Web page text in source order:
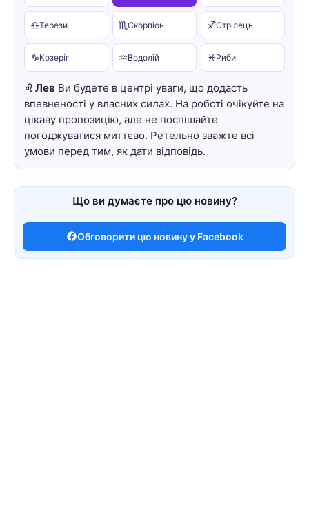
♎Терези ♏Скорпіон ♐Стрілець
♑Козеріг ♒Водолій ♓ Риби
♌ Лев Ви будете в центрі уваги, що додасть
впевненості у власних силах. На роботі очікуйте на
цікаву пропозицію, але не поспішайте
погоджуватися миттєво. Ретельно зважте всі
умови перед тим, як дати відповідь.
Що ви думаєте про цю новину?
Обговорити цю новину у Facebook